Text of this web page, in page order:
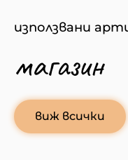
използвани
магазин
виж всички